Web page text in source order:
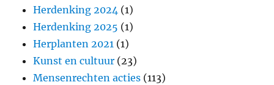
Herdenking 2024 (1)
Herdenking 2025 (1)
Herplanten 2021 (1)
Kunst en cultuur (23)
Mensenrechten acties (113)